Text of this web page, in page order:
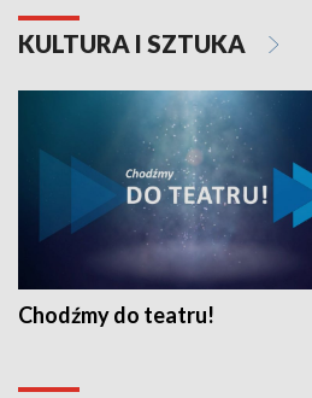
KULTURA I SZTUKA
Chodźmy do teatru!